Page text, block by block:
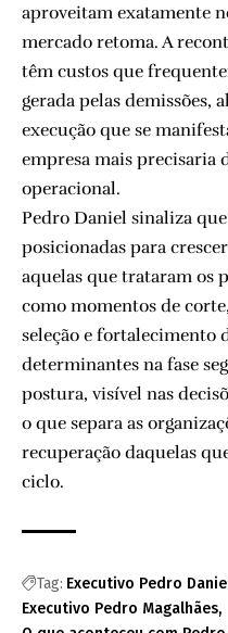
aproveitam exatamente
mercado retoma. A
têm custos que
gerada pelas demissões,
execução que se
empresa mais precisaria
operacional.
Pedro Daniel sinaliza
posicionadas para
aquelas que trataram os
como momentos de
seleção e fortalecimento
determinantes na fase
postura, visível nas
o que separa as
recuperação daquelas
ciclo.
Tag: Executivo Pedro
Executivo Pedro Magalhães